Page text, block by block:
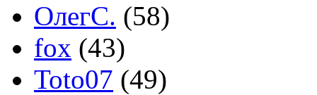
ОлегС. (58)
fox (43)
Toto07 (49)